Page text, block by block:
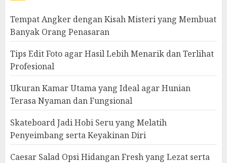
Tempat Angker dengan Kisah Misteri yang Membuat
Banyak Orang Penasaran
Tips Edit Foto agar Hasil Lebih Menarik dan Terlihat
Profesional
Ukuran Kamar Utama yang Ideal agar Hunian
Terasa Nyaman dan Fungsional
Skateboard Jadi Hobi Seru yang Melatih
Penyeimbang serta Keyakinan Diri
Caesar Salad Opsi Hidangan Fresh yang Lezat serta